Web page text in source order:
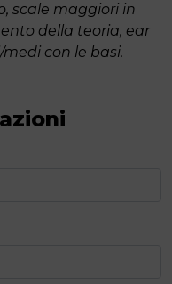
scale maggiori in
della teoria, ear
con le basi.